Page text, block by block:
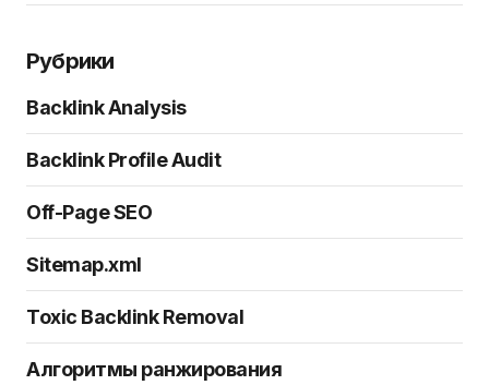
Рубрики
Backlink Analysis
Backlink Profile Audit
Off-Page SEO
Sitemap.xml
Toxic Backlink Removal
Алгоритмы ранжирования